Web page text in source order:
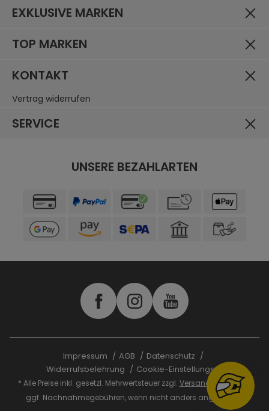
EXKLUSIVE MARKEN
TOP MARKEN
KONTAKT
Vertrag widerrufen
SERVICE
UNSERE BEZAHLARTEN
Impressum AGB
Datenschutz
Widerrufsbelehrung
Cookie-Einstellungen
* Alle Preise inkl. gesetzl. Mehrwertsteuer zzgl. Versandkostenund
ggf. Nachnahmegebühren, wenn nicht anders angegeben.